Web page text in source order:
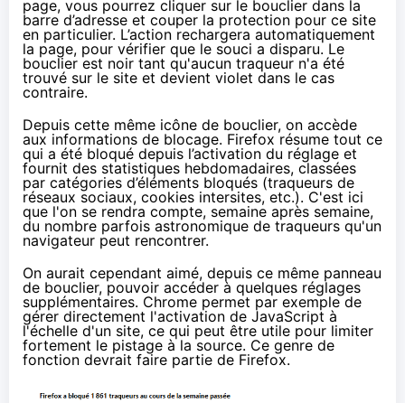
page, vous pourrez cliquer sur le bouclier dans la
barre d’adresse et couper la protection pour ce site
en particulier. L’action rechargera automatiquement
la page, pour vérifier que le souci a disparu. Le
bouclier est noir tant qu'aucun traqueur n'a été
trouvé sur le site et devient violet dans le cas
contraire.
Depuis cette même icône de bouclier, on accède
aux informations de blocage. Firefox résume tout ce
qui a été bloqué depuis l’activation du réglage et
fournit des statistiques hebdomadaires, classées
par catégories d’éléments bloqués (traqueurs de
réseaux sociaux, cookies intersites, etc.). C'est ici
que l'on se rendra compte, semaine après semaine,
du nombre parfois astronomique de traqueurs qu'un
navigateur peut rencontrer.
On aurait cependant aimé, depuis ce même panneau
de bouclier, pouvoir accéder à quelques réglages
supplémentaires. Chrome permet par exemple de
gérer directement l'activation de JavaScript à
l'échelle d'un site, ce qui peut être utile pour limiter
fortement le pistage à la source. Ce genre de
fonction devrait faire partie de Firefox.